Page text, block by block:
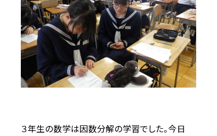
３年生の数学は因数分解の学習でした。今日